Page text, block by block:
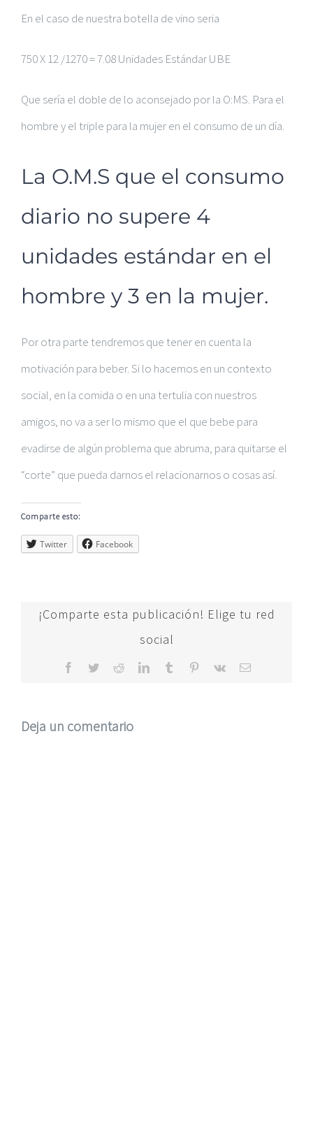
En el caso de nuestra botella de vino seria
750 X 12 /1270 = 7.08 Unidades Estándar UBE
Que sería el doble de lo aconsejado por la O:MS. Para el
hombre y el triple para la mujer en el consumo de un día.
La O.M.S que el consumo
diario no supere 4
unidades estándar en el
hombre y 3 en la mujer.
Por otra parte tendremos que tener en cuenta la
motivación para beber. Si lo hacemos en un contexto
social, en la comida o en una tertulia con nuestros
amigos, no va a ser lo mismo que el que bebe para
evadirse de algún problema que abruma, para quitarse el
“corte” que pueda darnos el relacionarnos o cosas así.
Comparte esto:
Twitter Facebook
¡Comparte esta publicación! Elige tu red
social
Facebook
TwitterRedditLinkedInTumblr Pinterest
Vk
Correo
Deja un comentario